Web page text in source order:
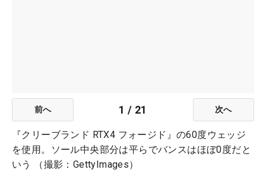
前へ 1 / 21 次へ
『クリーブランド RTX4 フォージド』の60度ウェッジ
を使用。ソール中央部分は平らでバンスはほぼ0度だと
いう （撮影：GettyImages）